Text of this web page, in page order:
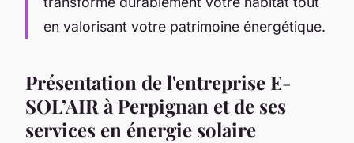
en valorisant votre patrimoine énergétique.
Présentation de l'entreprise E-
SOL’AIR à Perpignan et de ses
services en énergie solaire